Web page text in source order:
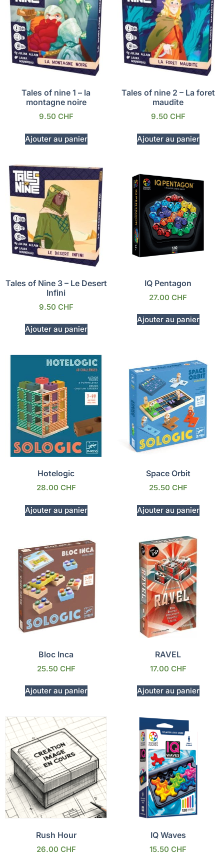
Tales of nine 1 – la
montagne noire
9.50 CHF
Ajouter au panier
Tales of nine 2 – La foret
maudite
9.50 CHF
Ajouter au panier
Tales of Nine 3 – Le Desert
Infini
9.50 CHF
Ajouter au panier
IQ Pentagon
27.00 CHF
Ajouter au panier
Hotelogic
28.00 CHF
Ajouter au panier
Space Orbit
25.50 CHF
Ajouter au panier
Bloc Inca
25.50 CHF
Ajouter au panier
RAVEL
17.00 CHF
Ajouter au panier
Rush Hour
26.00 CHF
IQ Waves
15.50 CHF